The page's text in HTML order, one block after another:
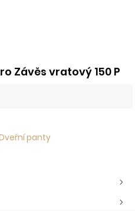
Závěs vratový 150 P
panty